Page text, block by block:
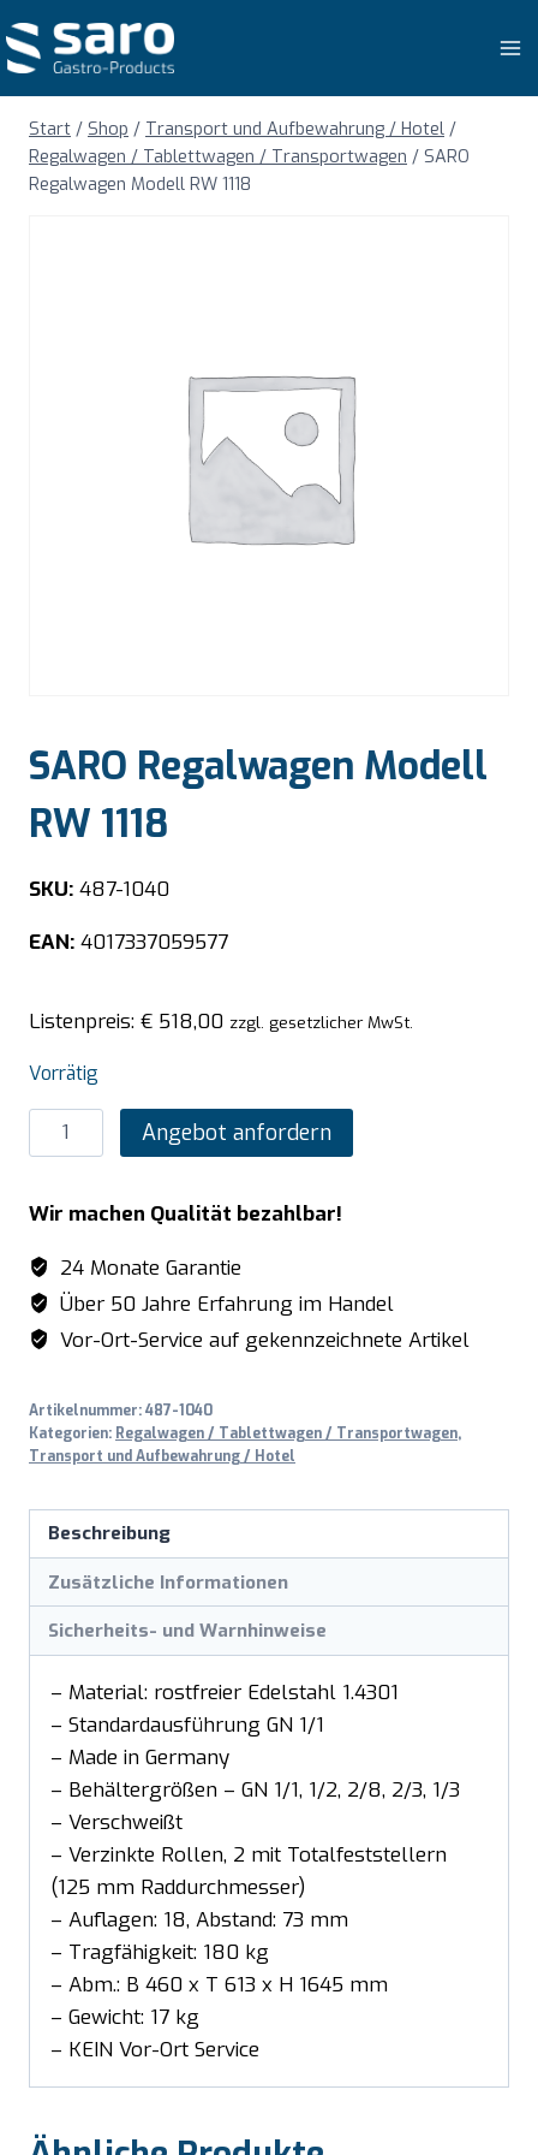
Inhalt
springen
Start / Shop / Transport und Aufbewahrung / Hotel /
Regalwagen / Tablettwagen / Transportwagen / SARO
Regalwagen Modell RW 1118
SARO Regalwagen Modell
RW 1118
SKU: 487-1040
EAN: 4017337059577
Listenpreis: € 518,00 zzgl. gesetzlicher MwSt.
Vorrätig
SARO
Regalwagen
RW
1118
Menge
Angebot anfordern
Wir machen Qualität bezahlbar!
24 Monate Garantie
Über 50 Jahre Erfahrung im Handel
Vor-Ort-Service auf gekennzeichnete Artikel
Artikelnummer:487-1040
Kategorien: Regalwagen / Tablettwagen / Transportwagen,
Transport und Aufbewahrung / Hotel
Beschreibung
Zusätzliche Informationen
Sicherheits- und Warnhinweise
– Material: rostfreier Edelstahl 1.4301
– Standardausführung GN 1/1
– Made in Germany
– Behältergrößen – GN 1/1, 1/2, 2/8, 2/3, 1/3
– Verschweißt
– Verzinkte Rollen, 2 mit Totalfeststellern
(125 mm Raddurchmesser)
– Auflagen: 18, Abstand: 73 mm
– Tragfähigkeit: 180 kg
– Abm.: B 460 x T 613 x H 1645 mm
– Gewicht: 17 kg
– KEIN Vor-Ort Service